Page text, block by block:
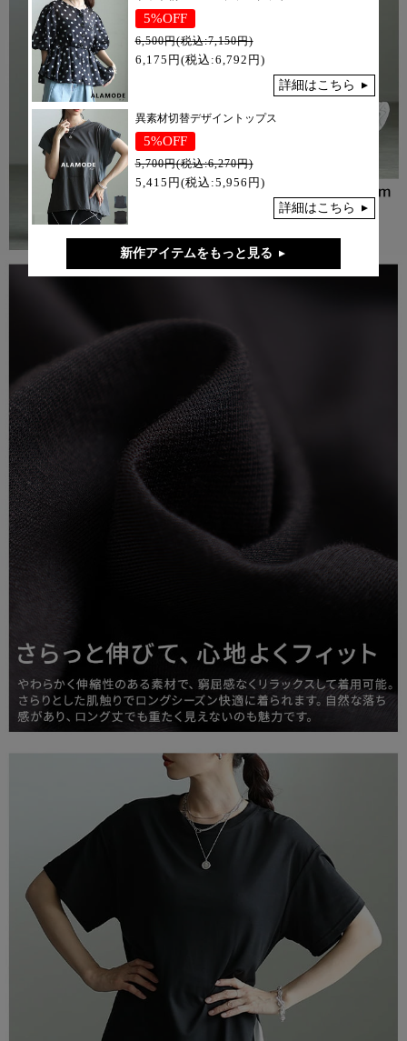
5%OFF
6,500円(税込:7,150円)
6,175円(税込:6,792円)
詳細はこちら
異素材切替デザイントップス
5%OFF
5,700円(税込:6,270円)
5,415円(税込:5,956円)
詳細はこちら
新作アイテムをもっと見る